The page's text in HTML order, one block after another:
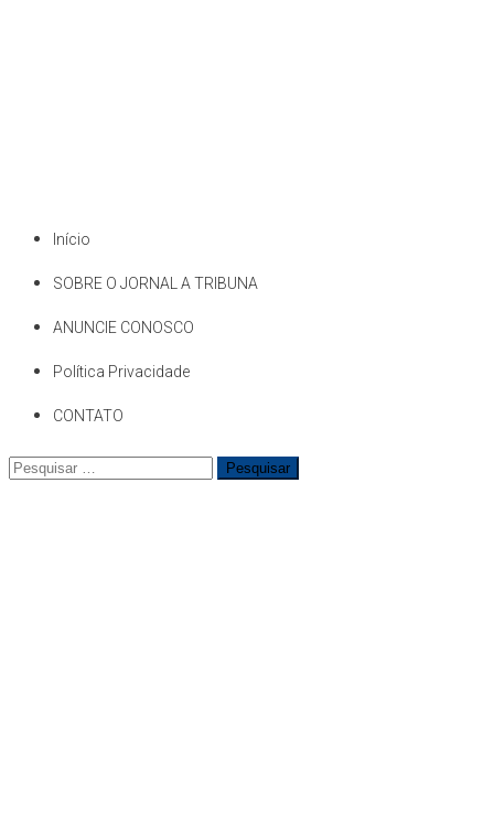
Início
SOBRE O JORNAL A TRIBUNA
ANUNCIE CONOSCO
Política Privacidade
CONTATO
Pesquisar